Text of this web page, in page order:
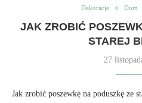
Dekoracje Dom
JAK ZROBIĆ
STAREJ
27
Jak zrobić poszewkę na poduszkę ze